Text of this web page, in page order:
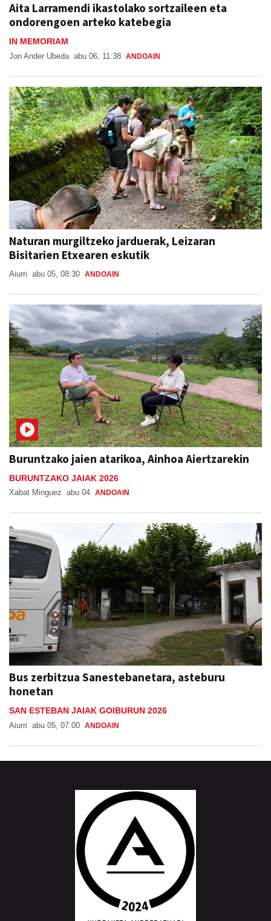
Aita Larramendi ikastolako sortzaileen eta
ondorengoen arteko katebegia
IN MEMORIAM
Jon Ander Ubeda abu 06, 11:38 ANDOAIN
Naturan murgiltzeko jarduerak, Leizaran
Bisitarien Etxearen eskutik
Aiurri abu 05, 08:30 ANDOAIN
Buruntzako jaien atarikoa, Ainhoa Aiertzarekin
BURUNTZAKO JAIAK 2026
Xabat Minguez abu 04 ANDOAIN
Bus zerbitzua Sanestebanetara, asteburu
honetan
SAN ESTEBAN JAIAK GOIBURUN 2026
Aiurri abu 05, 07:00 ANDOAIN